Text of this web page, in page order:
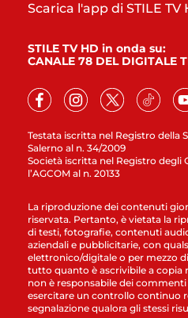
Testata iscritta nel Registro della
Salerno al n. 34/2009
Società iscritta nel Registro degli
l’AGCOM al n. 20133
Scarica l'app di STILE TV
STILE TV HD in onda su:
CANALE 78 DEL DIGITALE
La riproduzione dei contenuti
riservata. Pertanto, è vietata la
di testi, fotografie, contenuti
aziendali e pubblicitarie, con
elettronico/digitale o per mezzo
tutto quanto è ascrivibile a copia
non è responsabile dei
esercitare un controllo continuo
segnalazione qualora gli stessi